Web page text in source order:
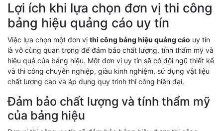
Lợi ích khi lựa chọn đơn vị thi công
bảng hiệu quảng cáo uy tín
Việc lựa chọn một đơn vị thi công bảng hiệu quảng cáo uy tín
là vô cùng quan trọng để đảm bảo chất lượng, tính thẩm mỹ và
hiệu quả của bảng hiệu. Một đơn vị uy tín sẽ có đội ngũ thiết kế
và thi công chuyên nghiệp, giàu kinh nghiệm, sử dụng vật liệu
chất lượng cao và áp dụng quy trình thi công hiện đại.
Đảm bảo chất lượng và tính thẩm mỹ
của bảng hiệu